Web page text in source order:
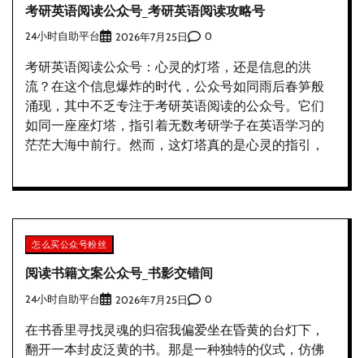
考研英语阅读公众号_考研英语阅读攻略号
24小时自助平台 2026年7月25日 0
考研英语阅读公众号：心灵的灯塔，还是信息的洪
流？在这个信息爆炸的时代，公众号如同雨后春笋般
涌现，其中不乏专注于考研英语阅读的公众号。它们
如同一座座灯塔，指引着无数考研学子在英语学习的
茫茫大海中前行。然而，这灯塔真的是心灵的指引，
怎么买公众号粉丝
阅读书籍文案公众号_书影交错间
24小时自助平台 2026年7月25日 0
在书香里寻找灵魂的归宿我偏爱坐在昏黄的台灯下，
翻开一本封皮泛黄的书。那是一种独特的仪式，仿佛